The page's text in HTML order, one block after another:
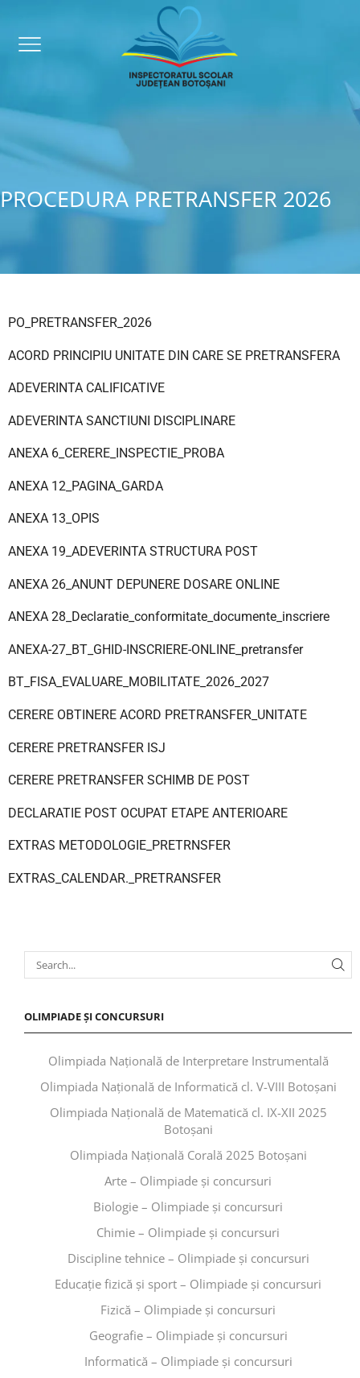
PROCEDURA PRETRANSFER 2026
PO_PRETRANSFER_2026
ACORD PRINCIPIU UNITATE DIN CARE SE PRETRANSFERA
ADEVERINTA CALIFICATIVE
ADEVERINTA SANCTIUNI DISCIPLINARE
ANEXA 6_CERERE_INSPECTIE_PROBA
ANEXA 12_PAGINA_GARDA
ANEXA 13_OPIS
ANEXA 19_ADEVERINTA STRUCTURA POST
ANEXA 26_ANUNT DEPUNERE DOSARE ONLINE
ANEXA 28_Declaratie_conformitate_documente_inscriere
ANEXA-27_BT_GHID-INSCRIERE-ONLINE_pretransfer
BT_FISA_EVALUARE_MOBILITATE_2026_2027
CERERE OBTINERE ACORD PRETRANSFER_UNITATE
CERERE PRETRANSFER ISJ
CERERE PRETRANSFER SCHIMB DE POST
DECLARATIE POST OCUPAT ETAPE ANTERIOARE
EXTRAS METODOLOGIE_PRETRNSFER
EXTRAS_CALENDAR._PRETRANSFER
OLIMPIADE ȘI CONCURSURI
Olimpiada Națională de Interpretare Instrumentală
Olimpiada Națională de Informatică cl. V-VIII Botoșani
Olimpiada Națională de Matematică cl. IX-XII 2025
Botoșani
Olimpiada Națională Corală 2025 Botoșani
Arte – Olimpiade și concursuri
Biologie – Olimpiade și concursuri
Chimie – Olimpiade și concursuri
Discipline tehnice – Olimpiade și concursuri
Educaţie fizică şi sport – Olimpiade și concursuri
Fizică – Olimpiade și concursuri
Geografie – Olimpiade și concursuri
Informatică – Olimpiade și concursuri